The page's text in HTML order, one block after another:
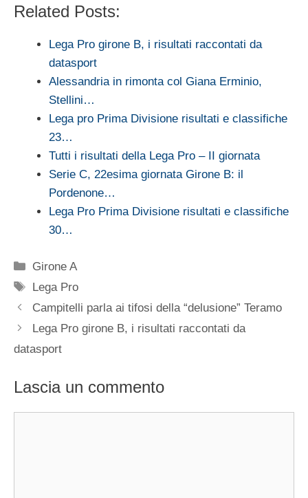
Related Posts:
Lega Pro girone B, i risultati raccontati da
datasport
Alessandria in rimonta col Giana Erminio,
Stellini…
Lega pro Prima Divisione risultati e classifiche
23…
Tutti i risultati della Lega Pro – II giornata
Serie C, 22esima giornata Girone B: il
Pordenone…
Lega Pro Prima Divisione risultati e classifiche
30…
Categorie
Girone A
Tag
Lega Pro
Campitelli parla ai tifosi della “delusione” Teramo
Lega Pro girone B, i risultati raccontati da
datasport
Lascia un commento